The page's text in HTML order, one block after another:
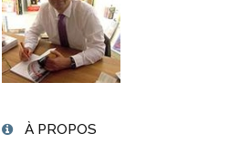
À PROPOS